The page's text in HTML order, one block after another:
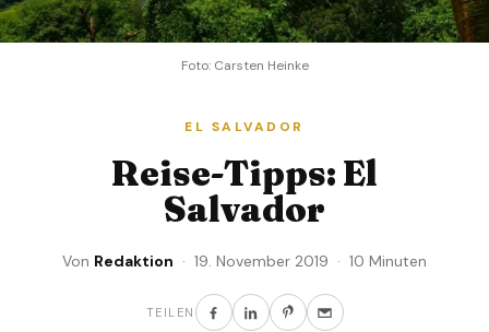
Foto: Carsten Heinke
EL SALVADOR
Reise-Tipps: El
Salvador
Von Redaktion · 19. November 2019 · 10 Minuten
TEILEN